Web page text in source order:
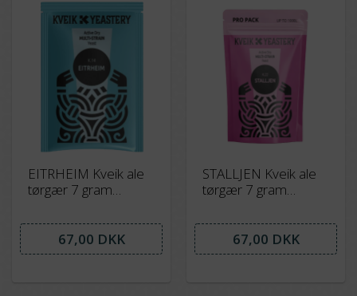
EITRHEIM Kveik ale
tørgær 7 gram
67,00 DKK
STALLJEN Kveik ale
tørgær 7 gram
67,00 DKK